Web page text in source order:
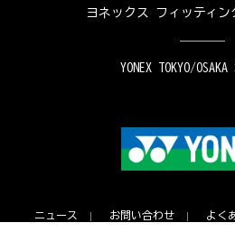
ヨネックス フィッティン
YONEX TOKYO/OSAKA
ニュース お問い合わせ よく